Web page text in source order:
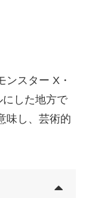
ンスター X・
にした地方で
味し、芸術的